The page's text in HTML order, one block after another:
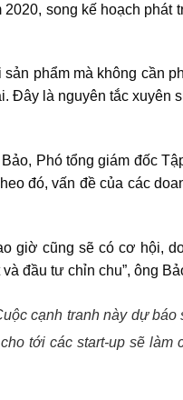
song kế hoạch phát
phẩm mà không cần
Đây là nguyên tắc xuyên
Phó tổng giám đốc
đó, vấn đề của các
giờ cũng sẽ có cơ hội,
đầu tư chỉn chu”, ông
cạnh tranh này dự
tới các start-up sẽ làm